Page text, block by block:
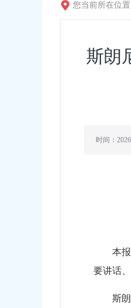
您当前所在位置
斯朗
时间：
本
要讲话
斯